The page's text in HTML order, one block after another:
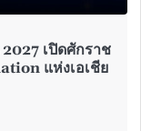
เปิดศักราช
แห่งเอเชีย